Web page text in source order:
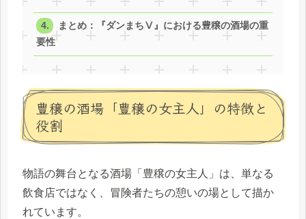
まとめ：『ダンまちⅤ』における豊穣の酒場の重
要性
豊穣の酒場「豊穣の女主人」の特徴と
役割
物語の舞台となる酒場「豊穣の女主人」は、単なる
飲食店ではなく、冒険者たちの憩いの場として描か
れています。